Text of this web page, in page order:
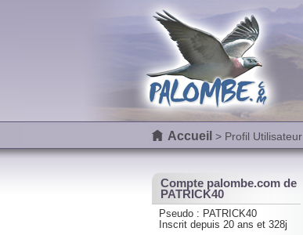
Accueil > Profil Utilisateur
Compte palombe.com de
PATRICK40
Pseudo : PATRICK40
Inscrit depuis 20 ans et 328j